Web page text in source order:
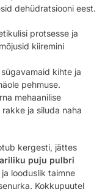
dehüdratsiooni eest.
protsesse ja
kiiremini
kihte ja
pehmuse.
mehaanilise
ja siluda naha
kergesti, jättes
puju pulbri
looduslik taimne
Kokkupuutel